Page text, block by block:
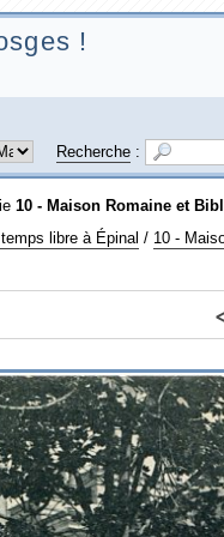
!
Recherche:
10 - Maison Romaine et
libre à Épinal / 10 -